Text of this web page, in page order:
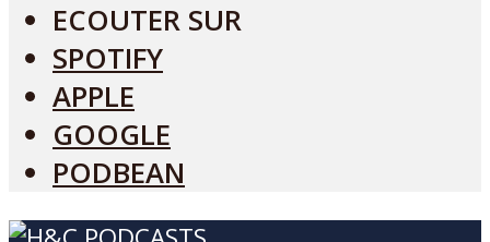
ECOUTER SUR
SPOTIFY
APPLE
GOOGLE
PODBEAN